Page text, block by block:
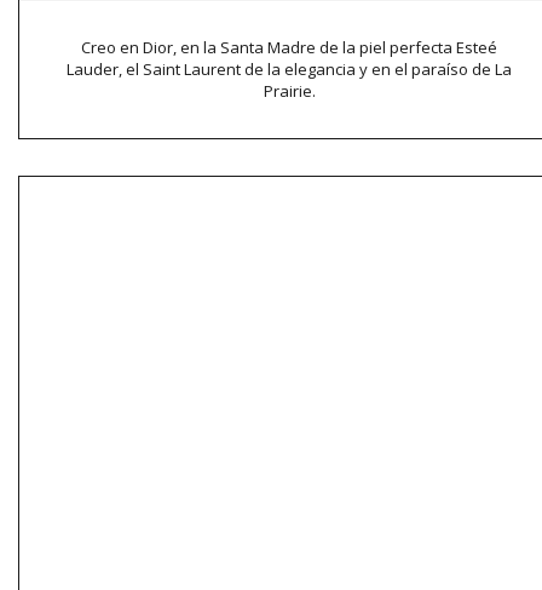
Creo en Dior, en la Santa Madre de la piel perfecta Esteé
Lauder, el Saint Laurent de la elegancia y en el paraíso de La
Prairie.